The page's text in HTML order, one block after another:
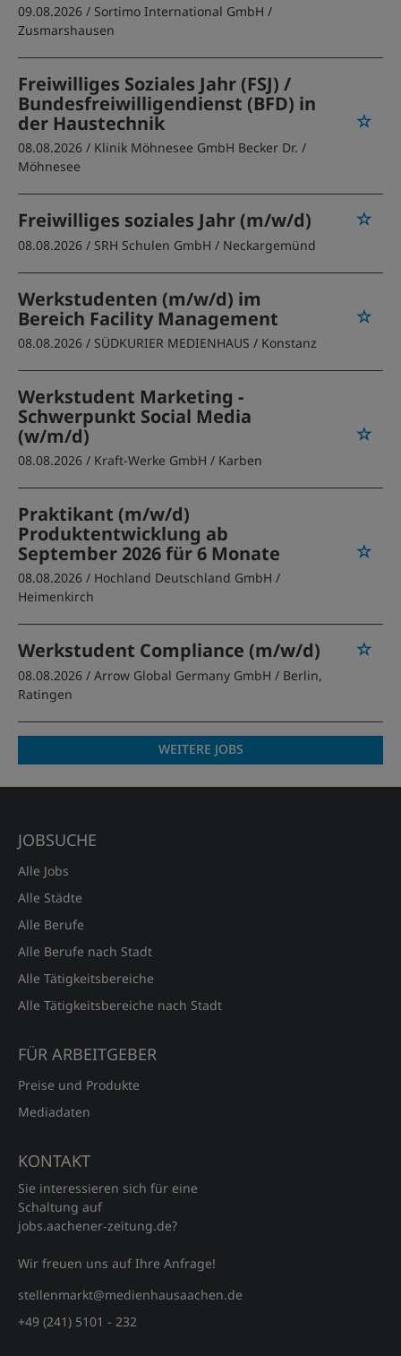
09.08.2026 / Sortimo International GmbH /
Zusmarshausen
Freiwilliges Soziales Jahr (FSJ) /
Bundesfreiwilligendienst (BFD) in
der Haustechnik
08.08.2026 / Klinik Möhnesee GmbH Becker Dr. /
Möhnesee
Freiwilliges soziales Jahr (m/w/d)
08.08.2026 / SRH Schulen GmbH / Neckargemünd
Werkstudenten (m/w/d) im
Bereich Facility Management
08.08.2026 / SÜDKURIER MEDIENHAUS / Konstanz
Werkstudent Marketing -
Schwerpunkt Social Media
(w/m/d)
08.08.2026 / Kraft-Werke GmbH / Karben
Praktikant (m/w/d)
Produktentwicklung ab
September 2026 für 6 Monate
08.08.2026 / Hochland Deutschland GmbH /
Heimenkirch
Werkstudent Compliance (m/w/d)
08.08.2026 / Arrow Global Germany GmbH / Berlin,
Ratingen
WEITERE JOBS
JOBSUCHE
Alle Jobs
Alle Städte
Alle Berufe
Alle Berufe nach Stadt
Alle Tätigkeitsbereiche
Alle Tätigkeitsbereiche nach Stadt
FÜR ARBEITGEBER
Preise und Produkte
Mediadaten
KONTAKT
Sie interessieren sich für eine
Schaltung auf
jobs.aachener‑zeitung.de?
Wir freuen uns auf Ihre Anfrage!
stellenmarkt@medienhausaachen.de
+49 (241) 5101 - 232